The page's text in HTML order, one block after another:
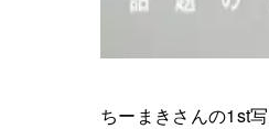
ちーまきさんの1st